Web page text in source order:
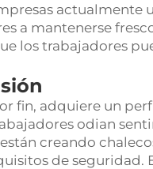
actualmente
a mantenerse
los trabajadores
fin, adquiere un
odian
creando
de seguridad.